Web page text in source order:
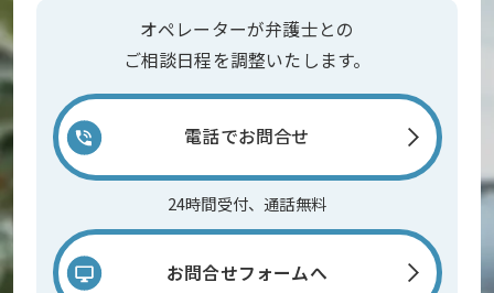
オペレーターが弁護士との
ご相談日程を調整いたします。
電話でお問合せ
24時間受付、通話無料
お問合せフォームへ